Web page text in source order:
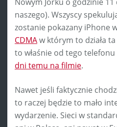
naszego). Wszyscy
zostanie pokazany iPhone
CDMAw którym to działa
to właśnie od tego telefonu
dni temu na filmie.
Nawet jeśli faktycznie
to raczej będzie to mało
wydarzenie. Sieci w